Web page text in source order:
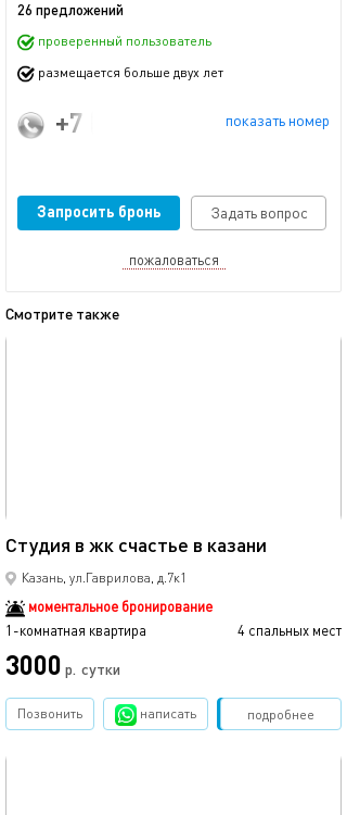
26 предложений
проверенный пользователь
размещается больше двух лет
показать номер
+7 (966) 240-47-01
Запросить бронь Задать вопрос
пожаловаться
Смотрите также
Студия в жк счастье в казани
Казань, ул.Гаврилова, д.7к1
моментальное бронирование
1-комнатная квартира
4 спальных мест
3000 р. сутки
подробнее
Позвонить написать Забронировать